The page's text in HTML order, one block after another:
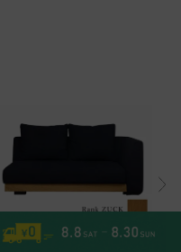
ジーワイ コーナー ソファ162